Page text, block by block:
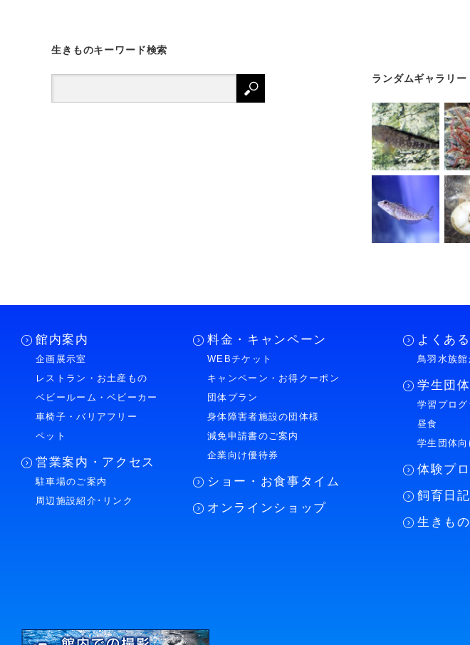
生きものキーワード検索
ランダムギャラリー
館内案内
企画展示室
レストラン・お土産もの
ベビールーム・ベビーカー
車椅子・バリアフリー
ペット
営業案内・アクセス
駐車場のご案内
周辺施設紹介･リンク
料金・キャンペーン
WEBチケット
キャンペーン・お得クーポン
団体プラン
身体障害者施設の団体様
減免申請書のご案内
企業向け優待券
ショー・お食事タイム
オンラインショップ
よくあ
鳥羽水族
学生団
学習プログ
昼食
学生団体向
体験プ
飼育日記
生きも